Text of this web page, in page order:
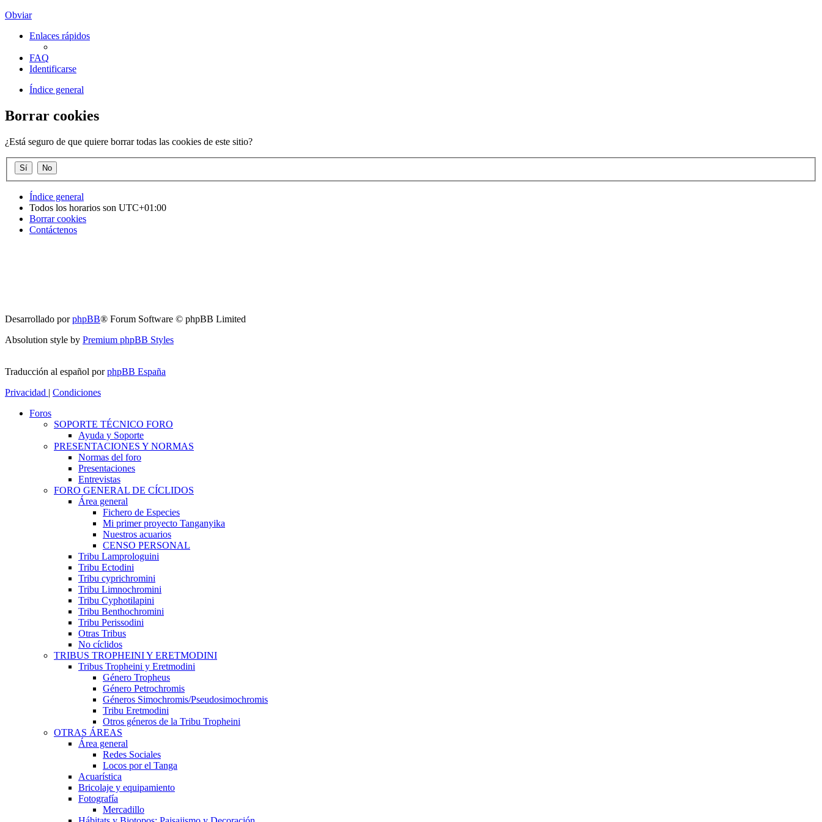
Obviar
Enlaces rápidos
FAQ
Identificarse
Índice general
Borrar cookies
¿Está seguro de que quiere borrar todas las cookies de este sitio?
Índice general
Todos los horarios son UTC+01:00
Borrar cookies
Contáctenos
Desarrollado porphpBB® Forum Software © phpBB Limited
Absolution style by Premium phpBB Styles
Traducción al español porphpBB España
Privacidad | Condiciones
Foros
SOPORTE TÉCNICO FORO
Ayuda y Soporte
PRESENTACIONES Y NORMAS
Normas del foro
Presentaciones
Entrevistas
FORO GENERAL DE CÍCLIDOS
Área general
Fichero de Especies
Mi primer proyecto Tanganyika
Nuestros acuarios
CENSO PERSONAL
Tribu Lamprologuini
Tribu Ectodini
Tribu cyprichromini
Tribu Limnochromini
Tribu Cyphotilapini
Tribu Benthochromini
Tribu Perissodini
Otras Tribus
No cíclidos
TRIBUS TROPHEINI Y ERETMODINI
Tribus Tropheini y Eretmodini
Género Tropheus
Género Petrochromis
Géneros Simochromis/Pseudosimochromis
Tribu Eretmodini
Otros géneros de la Tribu Tropheini
OTRAS ÁREAS
Área general
Redes Sociales
Locos por el Tanga
Acuarística
Bricolaje y equipamiento
Fotografía
Mercadillo